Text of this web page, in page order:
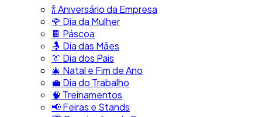
​🍾​ Aniversário da Empresa
🌹 Dia da Mulher
🍫​ Páscoa
🤱 Dia das Mães
👔​ Dia dos Pais
🎄 Natal e Fim de Ano
💼​ Dia do Trabalho
🧠​ Treinamentos
📢​ Feiras e Stands